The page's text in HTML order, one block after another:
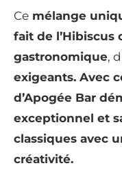
Ce mélange
fait de
gastronomique,
exigeants. Avec
d’Apogée Bar
exceptionnel et
classiques avec
créativité.